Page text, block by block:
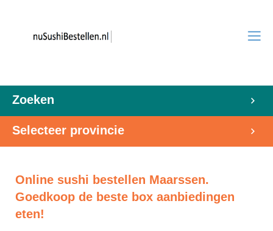
Zoeken
Selecteer provincie
Online sushi bestellen Maarssen.
Goedkoop de beste box aanbiedingen
eten!